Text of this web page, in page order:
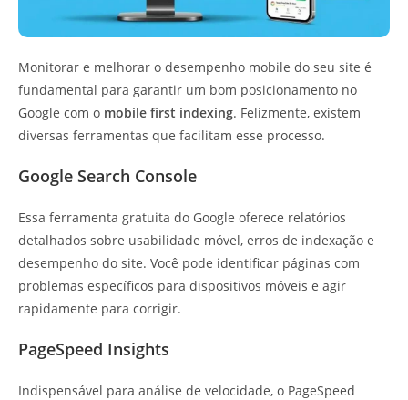
Monitorar e melhorar o desempenho mobile do seu site é
fundamental para garantir um bom posicionamento no
Google com o mobile first indexing. Felizmente, existem
diversas ferramentas que facilitam esse processo.
Google Search Console
Essa ferramenta gratuita do Google oferece relatórios
detalhados sobre usabilidade móvel, erros de indexação e
desempenho do site. Você pode identificar páginas com
problemas específicos para dispositivos móveis e agir
rapidamente para corrigir.
PageSpeed Insights
Indispensável para análise de velocidade, o PageSpeed